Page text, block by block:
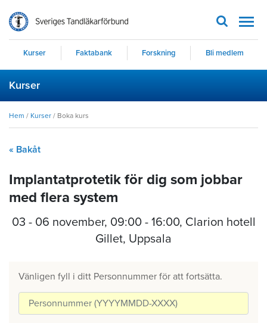
Kurser Faktabank Forskning Bli medlem
Kurser
Hem / Kurser / Boka kurs
« Bakåt
Implantatprotetik för dig som jobbar
med flera system
03 - 06 november, 09:00 - 16:00, Clarion hotell
Gillet, Uppsala
Vänligen fyll i ditt Personnummer för att fortsätta.